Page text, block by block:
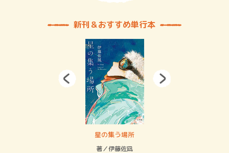
新刊＆おすすめ単行本
星の集う場所
著／伊藤佐凪